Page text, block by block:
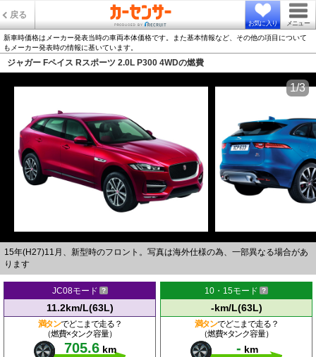
戻る
お気に入り メニュー
新車時価格はメーカー発表当時の車両本体価格です。また基本情報など、その他の項目について
もメーカー発表時の情報に基いています。
ジャガー Fペイス Rスポーツ 2.0L P300 4WDの燃費
15年(H27)11月、新型時のフロント。写真は海外仕様の為、一部異なる場合があ
ります
1/3
JC08モード
11.2km/L(63L)
満タンでどこまで走る？
（燃費×タンク容量）
705.6 km
10・15モード
-km/L(63L)
満タンでどこまで走る？
（燃費×タンク容量）
- km